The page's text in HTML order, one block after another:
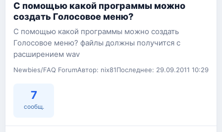
С помощью какой программы можно
создать Голосовое меню?
С помощью какой программы можно создать
Голосовое меню? файлы должны получится с
расширением wav
Newbies/FAQ ForumАвтор: nix81Последнее: 29.09.2011 10:29
7
сообщ.